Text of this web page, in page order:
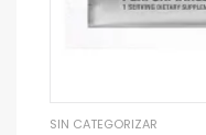
SIN CATEGORIZAR